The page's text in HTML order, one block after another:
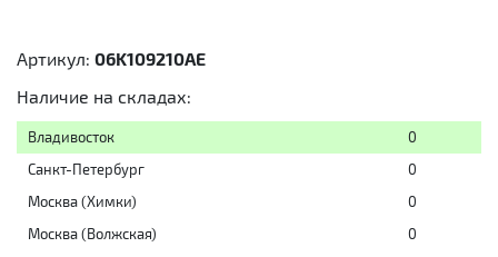
Артикул: 06K109210AE
Наличие на складах:
Владивосток
0
Санкт-Петербург
0
Москва (Химки)
0
Москва (Волжская)
0